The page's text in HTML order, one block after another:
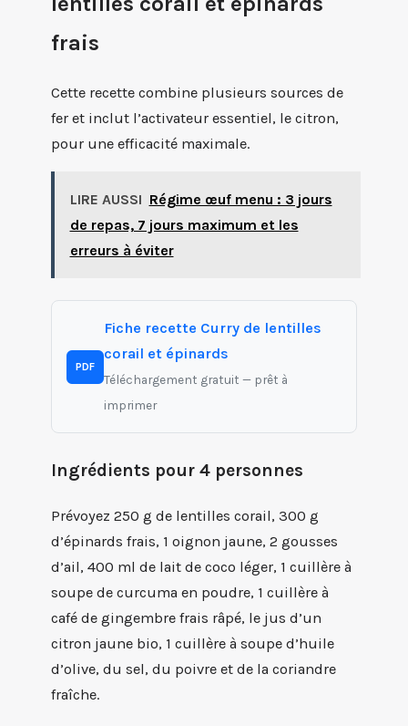
frais
Cette recette combine plusieurs sources de
fer et inclut l’activateur essentiel, le citron,
pour une efficacité maximale.
LIRE AUSSI Régime œuf menu : 3 jours
de repas, 7 jours maximum et les
erreurs à éviter
PDF
Fiche recette Curry de lentilles
corail et épinards
Téléchargement gratuit — prêt à
imprimer
Ingrédients pour 4 personnes
Prévoyez 250 g de lentilles corail, 300 g
d’épinards frais, 1 oignon jaune, 2 gousses
d’ail, 400 ml de lait de coco léger, 1 cuillère à
soupe de curcuma en poudre, 1 cuillère à
café de gingembre frais râpé, le jus d’un
citron jaune bio, 1 cuillère à soupe d’huile
d’olive, du sel, du poivre et de la coriandre
fraîche.